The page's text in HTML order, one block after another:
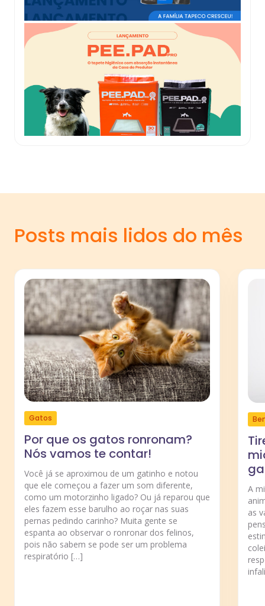
Posts mais lidos do mês
Gatos
Por que os gatos ronronam?
Nós vamos te contar!
Você já se aproximou de um gatinho e notou
que ele começou a fazer um som diferente,
como um motorzinho ligado? Ou já reparou que
eles fazem esse barulho ao roçar nas suas
pernas pedindo carinho? Muita gente se
espanta ao observar o ronronar dos felinos,
pois não sabem se pode ser um problema
respiratório […]
A
as